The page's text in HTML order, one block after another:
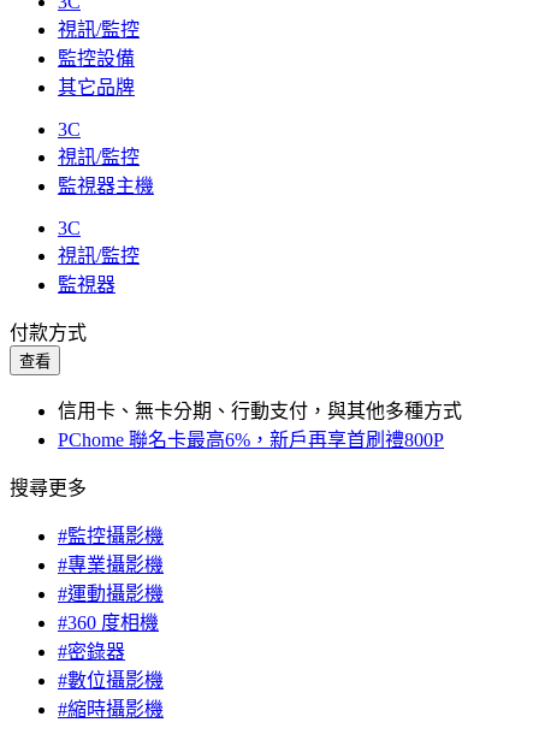
視訊/監控
監控設備
其它品牌
3C
視訊/監控
監視器主機
3C
視訊/監控
監視器
付款方式
查看
信用卡、無卡分期、行動支付，與其他多種方式
PChome 聯名卡最高6%，新戶再享首刷禮800P
搜尋更多
#監控攝影機
#專業攝影機
#運動攝影機
#360 度相機
#密錄器
#數位攝影機
#縮時攝影機